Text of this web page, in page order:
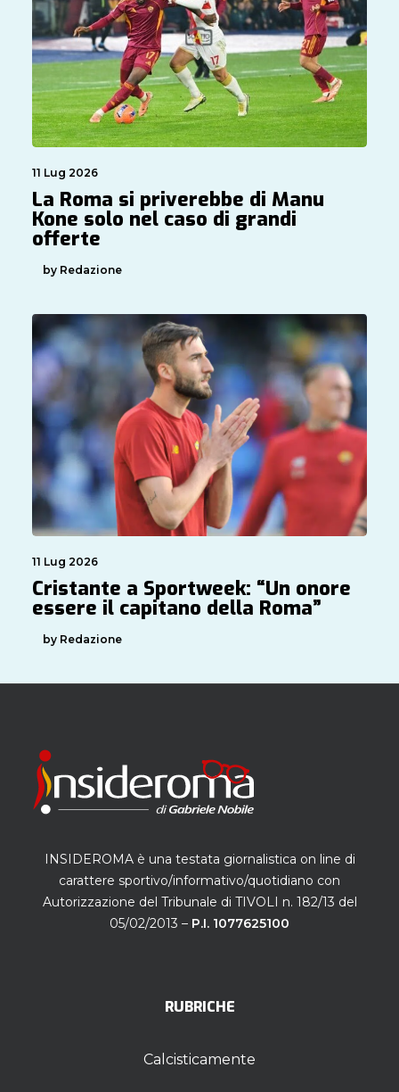
11 Lug 2026
La Roma si priverebbe di Manu
Kone solo nel caso di grandi
offerte
by Redazione
11 Lug 2026
Cristante a Sportweek: “Un onore
essere il capitano della Roma”
by Redazione
INSIDEROMA è una testata giornalistica on line di
carattere sportivo/informativo/quotidiano con
Autorizzazione del Tribunale di TIVOLI n. 182/13 del
05/02/2013 – P.I. 1077625100
RUBRICHE
Calcisticamente